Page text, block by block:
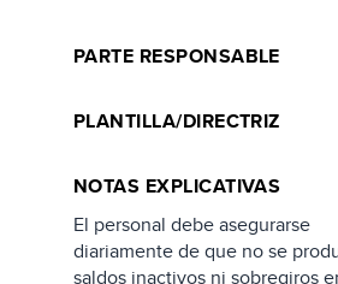
PARTE RESPONSABLE
PLANTILLA/DIRECTRIZ
NOTAS EXPLICATIVAS
El personal debe asegurarse
diariamente de que no se
saldos inactivos ni sobregiros